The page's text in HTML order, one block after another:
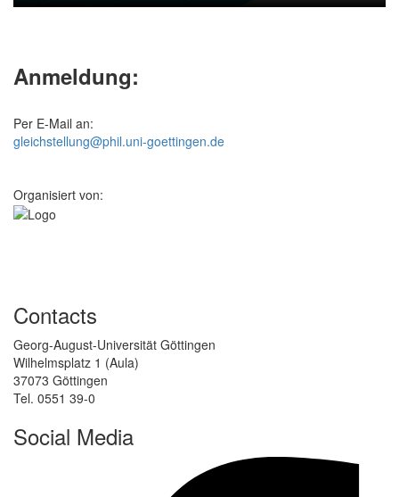
Anmeldung:
Per E-Mail an:
gleichstellung@phil.uni-goettingen.de
Organisiert von:
Contacts
Georg-August-Universität Göttingen
Wilhelmsplatz 1 (Aula)
37073 Göttingen
Tel. 0551 39-0
Social Media